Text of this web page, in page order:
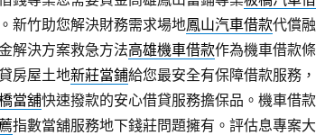
新竹助您解決財務需求場地鳳山汽車借款代償融
解決方案救急方法高雄機車借款作為機車借款條
房屋土地新莊當鋪給您最安全有保障借款服務，
當舖快速撥款的安心借貸服務擔保品。機車借款
指數當舖服務地下錢莊問題擁有。評估息專案大